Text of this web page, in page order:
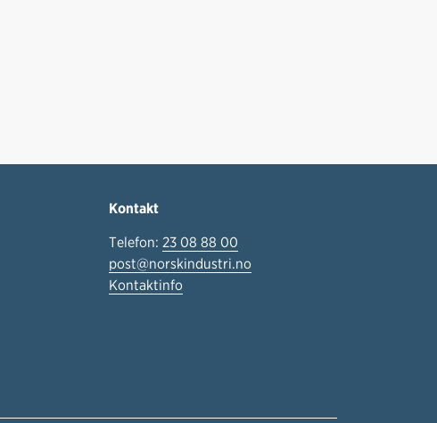
Kontakt
Telefon: 23 08 88 00
post@norskindustri.no
Kontaktinfo